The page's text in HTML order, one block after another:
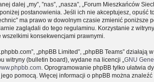
dalej „my”, ”nas”, „nasza”, „Forum Mieszkańców
postanowienia. Jeśli ich nie akceptujesz, opuść
ma prawo w dowolnym czasie zmienić poniższe
zaglądali do tego regulaminu. Korzystanie z
konsekwencjami prawnymi.
„phpBB Limited”, „phpBB Teams”
(bulletin board), wydane na licencji „ GNU
. Oprogramowanie phpBB tylko ułatwia
pomocą. Więcej informacji o phpBB można znaleźć